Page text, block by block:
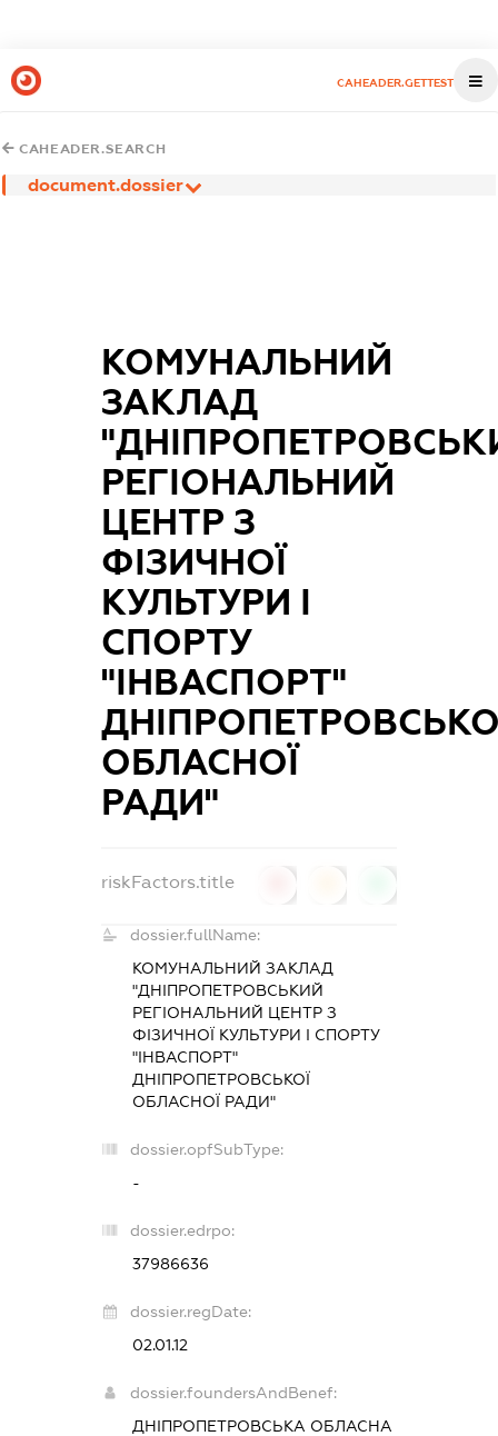
CAHEADER.GETTEST
CAHEADER.SEARCH
document.dossier
КОМУНАЛЬНИЙ
ЗАКЛАД
РЕГІОНАЛЬНИЙ
ЦЕНТР З
ФІЗИЧНОЇ
КУЛЬТУРИ І
СПОРТУ
"ІНВАСПОРТ"
ОБЛАСНОЇ
РАДИ"
riskFactors.title
dossier.fullName:
КОМУНАЛЬНИЙ ЗАКЛАД
"ДНІПРОПЕТРОВСЬКИЙ
РЕГІОНАЛЬНИЙ ЦЕНТР З
ФІЗИЧНОЇ КУЛЬТУРИ І СПОРТУ
"ІНВАСПОРТ"
ДНІПРОПЕТРОВСЬКОЇ
ОБЛАСНОЇ РАДИ"
dossier.opfSubType:
-
dossier.edrpo:
37986636
dossier.regDate:
02.01.12
dossier.foundersAndBenef:
ДНІПРОПЕТРОВСЬКА ОБЛАСНА